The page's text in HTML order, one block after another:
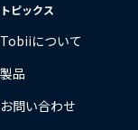
更
トピックス
Tobiiについて
製品
お問い合わせ